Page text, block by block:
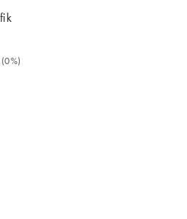
dage 103,05 kr. (0%). Var 229,00
(0%)